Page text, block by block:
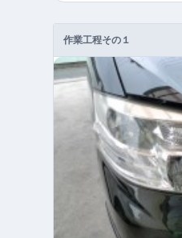
作業工程その１